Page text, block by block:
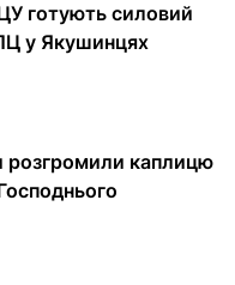
готують силовий
у Якушинцях
розгромили каплицю